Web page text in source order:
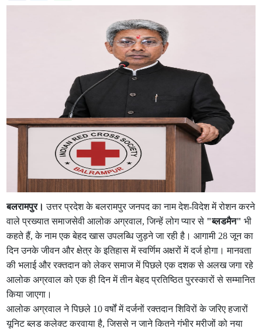
बलरामपुर। उत्तर प्रदेश के बलरामपुर जनपद का नाम देश-विदेश में रोशन करने
वाले प्रख्यात समाजसेवी आलोक अग्रवाल, जिन्हें लोग प्यार से "ब्लडमैन" भी
कहते हैं, के नाम एक बेहद खास उपलब्धि जुड़ने जा रही है। आगामी 28 जून का
दिन उनके जीवन और क्षेत्र के इतिहास में स्वर्णिम अक्षरों में दर्ज होगा। मानवता
की भलाई और रक्तदान को लेकर समाज में पिछले एक दशक से अलख जगा रहे
आलोक अग्रवाल को एक ही दिन में तीन बेहद प्रतिष्ठित पुरस्कारों से सम्मानित
किया जाएगा।
आलोक अग्रवाल ने पिछले 10 वर्षों में दर्जनों रक्तदान शिविरों के जरिए हजारों
यूनिट ब्लड कलेक्ट करवाया है, जिससे न जाने कितने गंभीर मरीजों को नया